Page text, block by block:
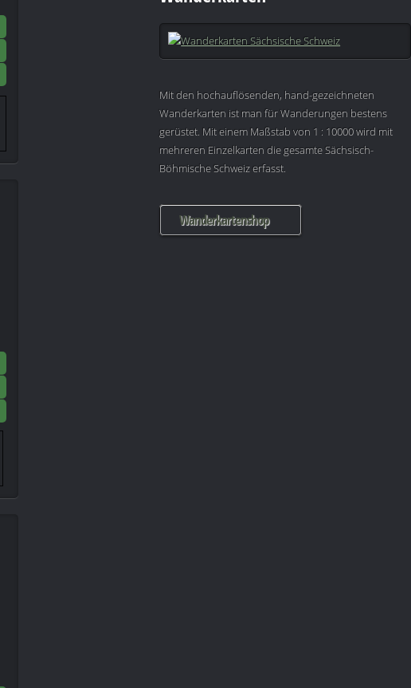
Mit den hochauflösenden, hand-gezeichneten
Wanderkarten ist man für Wanderungen bestens
gerüstet. Mit einem Maßstab von 1 : 10000 wird mit
mehreren Einzelkarten die gesamte Sächsisch-
Böhmische Schweiz erfasst.
Wanderkartenshop